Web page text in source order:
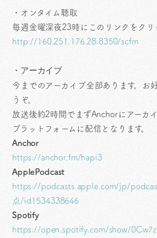
・オンタイム聴取
毎週金曜深夜23時にこのリンクをクリ
http://160.251.176.28:8350/scfm
・アーカイブ
今までのアーカイブ全部あります。お
うぞ。
放送後約2時間でまずAnchorにアーカ
プラットフォームに配信となります。
Anchor
https://anchor.fm/hapi3
ApplePodcast
https://podcasts.apple.com/jp/
点/id1534338646
Spotify
https://open.spotify.com/show/